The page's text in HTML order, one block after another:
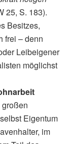
25, S. 183).
Besitzes,
frei – denn
Leibeigener
möglichst
Eigentum
im